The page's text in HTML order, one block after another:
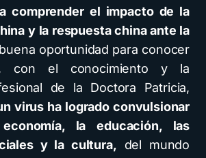
comprender el impacto de la
y la respuesta china ante la
oportunidad para conocer
con el conocimiento y la
de la Doctora Patricia,
virus ha logrado convulsionar
la educación, las
y la cultura, del mundo